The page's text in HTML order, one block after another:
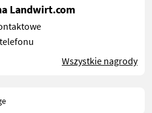
Landwirt.com
Wszystkie nagrody